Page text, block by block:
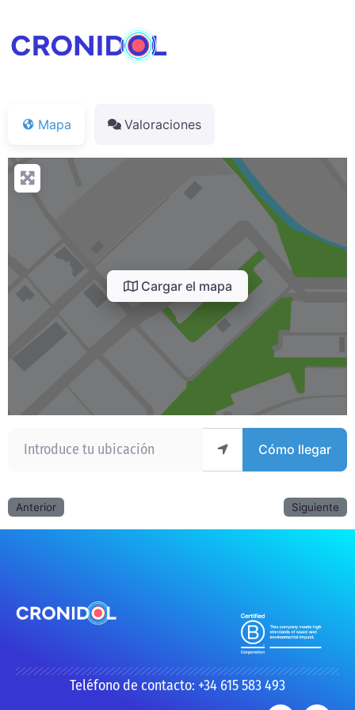
Mapa Valoraciones
Cargar el mapa
Cómo llegar
Anterior Siguiente
Teléfono de contacto: +34 615 583 493